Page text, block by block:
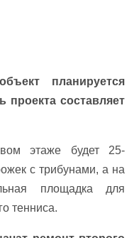
планируется
проекта составляет
этаже будет 25-
с трибунами, а на
площадка для
тенниса.